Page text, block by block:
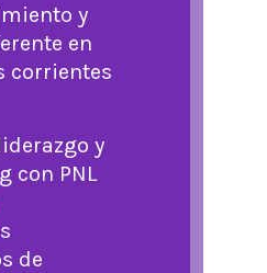
y
en
corrientes
y
con PNL
de